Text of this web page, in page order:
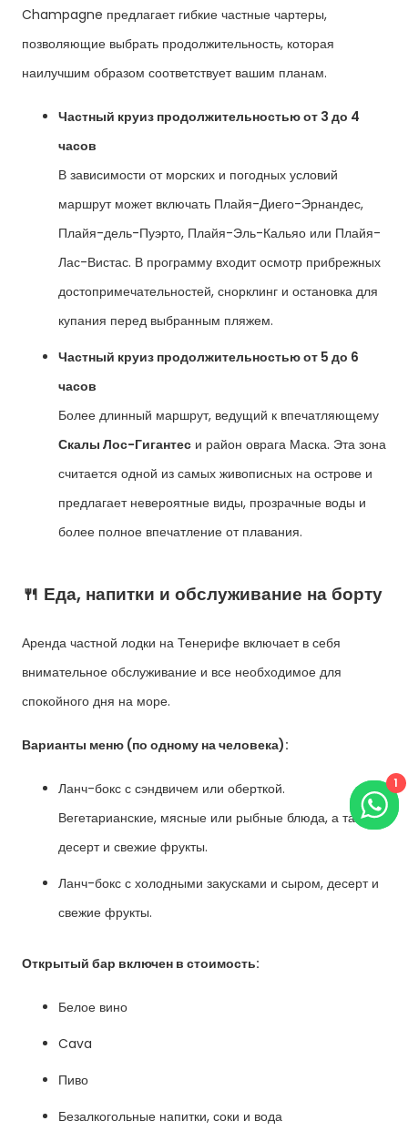
Champagne предлагает гибкие частные чартеры,
позволяющие выбрать продолжительность, которая
наилучшим образом соответствует вашим планам.
Частный круиз продолжительностью от 3 до 4
часов
В зависимости от морских и погодных условий
маршрут может включать Плайя-Диего-Эрнандес,
Плайя-дель-Пуэрто, Плайя-Эль-Кальяо или Плайя-
Лас-Вистас. В программу входит осмотр прибрежных
достопримечательностей, снорклинг и остановка для
купания перед выбранным пляжем.
Частный круиз продолжительностью от 5 до 6
часов
Более длинный маршрут, ведущий к впечатляющему
Скалы Лос-Гигантес и район оврага Маска. Эта зона
считается одной из самых живописных на острове и
предлагает невероятные виды, прозрачные воды и
более полное впечатление от плавания.
🍴 Еда, напитки и обслуживание на борту
Аренда частной лодки на Тенерифе включает в себя
внимательное обслуживание и все необходимое для
спокойного дня на море.
Варианты меню (по одному на человека):
Ланч-бокс с сэндвичем или оберткой.
Вегетарианские, мясные или рыбные блюда, а также
десерт и свежие фрукты.
Ланч-бокс с холодными закусками и сыром, десерт и
свежие фрукты.
Открытый бар включен в стоимость:
Белое вино
Cava
Пиво
Безалкогольные напитки, соки и вода
1